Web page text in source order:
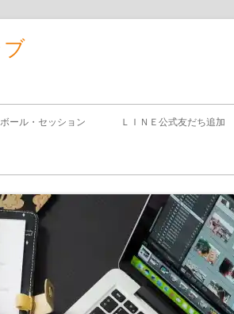
ール・セッション ＬＩＮＥ公式友だち追加